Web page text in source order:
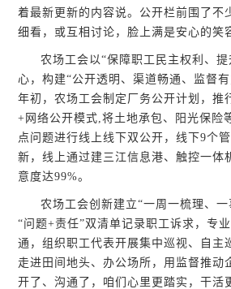
着最新更新的内容说。公开栏前围了不
细看，或互相讨论，脸上满是安心的笑
农场工会以“保障职工民主权利、
心，构建“公开透明、渠道畅通、监督有
年初，农场工会制定厂务公开计划，推
+网络公开模式,将土地承包、阳光保险
点问题进行线上线下双公开，线下9个
新，线上通过建三江信息港、触控一体
意度达99%。
农场工会创新建立“一周一梳理、一
“问题+责任”双清单记录职工诉求，专
通，组织职工代表开展集中巡视、自主
走进田间地头、办公场所，用监督推动
开了、沟通了，咱们心里更踏实，干活